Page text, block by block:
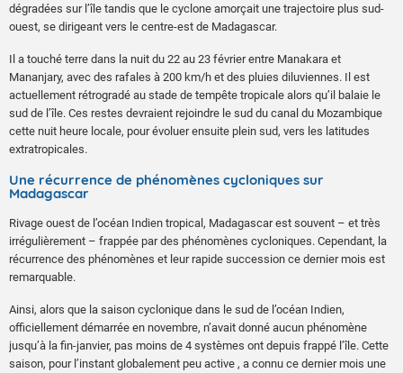
dégradées sur l’île tandis que le cyclone amorçait une trajectoire plus sud-
ouest, se dirigeant vers le centre-est de Madagascar.
Il a touché terre dans la nuit du 22 au 23 février entre Manakara et
Mananjary, avec des rafales à 200 km/h et des pluies diluviennes. Il est
actuellement rétrogradé au stade de tempête tropicale alors qu’il balaie le
sud de l’île. Ces restes devraient rejoindre le sud du canal du Mozambique
cette nuit heure locale, pour évoluer ensuite plein sud, vers les latitudes
extratropicales.
Une récurrence de phénomènes cycloniques sur
Madagascar
Rivage ouest de l’océan Indien tropical, Madagascar est souvent – et très
irrégulièrement – frappée par des phénomènes cycloniques. Cependant, la
récurrence des phénomènes et leur rapide succession ce dernier mois est
remarquable.
Ainsi, alors que la saison cyclonique dans le sud de l’océan Indien,
officiellement démarrée en novembre, n’avait donné aucun phénomène
jusqu’à la fin-janvier, pas moins de 4 systèmes ont depuis frappé l’île. Cette
saison, pour l’instant globalement peu active , a connu ce dernier mois une